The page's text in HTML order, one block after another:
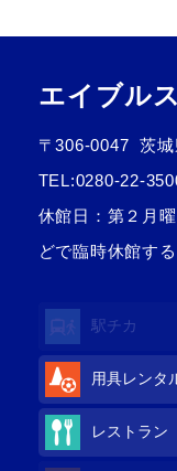
エイブル
〒306-0047
茨
TEL:0280-22-
休館日：第２月
どで臨時休館す
駅チカ
用具レンタ
レストラン